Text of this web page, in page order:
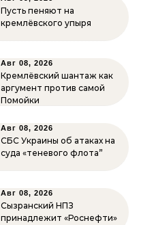
Пусть пеняют на
кремлёвского упыря
Авг 08, 2026
Кремлёвский шантаж как
аргумент против самой
Помойки
Авг 08, 2026
СБС Украины об атаках на
суда «теневого флота”
Авг 08, 2026
Сызранский НПЗ
принадлежит «Роснефти»